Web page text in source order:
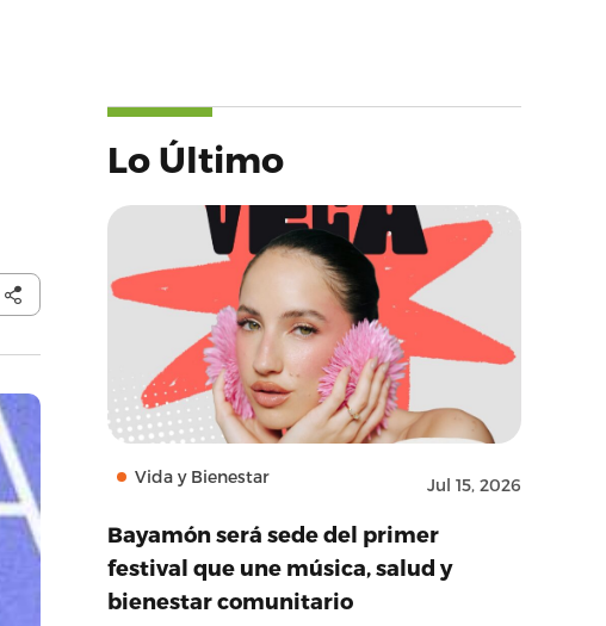
Lo Último
Vida y Bienestar Jul 15, 2026
Bayamón será sede del primer
festival que une música, salud y
bienestar comunitario